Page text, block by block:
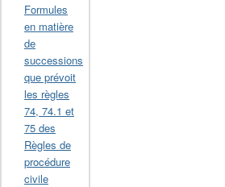
Formules
en matière
de
successions
que prévoit
les règles
74, 74.1 et
75 des
Règles de
procédure
civile